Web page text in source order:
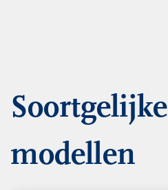
Soortgelijke
modellen